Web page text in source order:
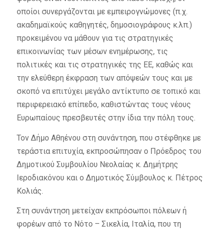
οποίοι συνεργάζονται με εμπειρογνώμονες (π.χ.
ακαδημαϊκούς καθηγητές, δημοσιογράφους κ.λπ.)
προκειμένου να μάθουν για τις στρατηγικές
επικοινωνίας των μέσων ενημέρωσης, τις
πολιτικές και τις στρατηγικές της ΕΕ, καθώς και
την ελεύθερη έκφραση των απόψεών τους και με
σκοπό να επιτύχει μεγάλο αντίκτυπο σε τοπικό και
περιφερειακό επίπεδο, καθιστώντας τους νέους
Ευρωπαίους πρεσβευτές στην ίδια την πόλη τους.
Τον Δήμο Αθηένου στη συνάντηση, που στέφθηκε με
τεράστια επιτυχία, εκπροσώπησαν ο Πρόεδρος του
Δημοτικού Συμβουλίου Νεολαίας κ. Δημήτρης
Ιεροδιακόνου και ο Δημοτικός Σύμβουλος κ. Πέτρος
Κολιάς.
Στη συνάντηση μετείχαν εκπρόσωποι πόλεων ή
φορέων από το Νότο – Σικελία, Ιταλία, που τη